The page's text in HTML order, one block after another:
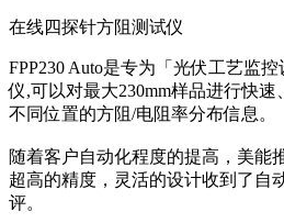
在线四探针方阻测试仪
FPP230 Auto是专为「光伏工艺监
仪,可以对最大230mm样品进行快
不同位置的方阻/电阻率分布信息。
随着客户自动化程度的提高，美能
超高的精度，灵活的设计收到了自
评。